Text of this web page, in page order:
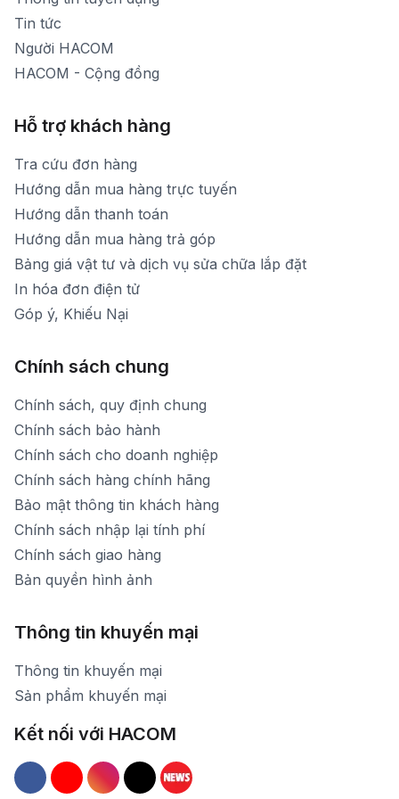
Tin tức
Người HACOM
HACOM - Cộng đồng
Hỗ trợ khách hàng
Tra cứu đơn hàng
Hướng dẫn mua hàng trực tuyến
Hướng dẫn thanh toán
Hướng dẫn mua hàng trả góp
Bảng giá vật tư và dịch vụ sửa chữa lắp đặt
In hóa đơn điện tử
Góp ý, Khiếu Nại
Chính sách chung
Chính sách, quy định chung
Chính sách bảo hành
Chính sách cho doanh nghiệp
Chính sách hàng chính hãng
Bảo mật thông tin khách hàng
Chính sách nhập lại tính phí
Chính sách giao hàng
Bản quyền hình ảnh
Thông tin khuyến mại
Thông tin khuyến mại
Sản phẩm khuyến mại
Kết nối với HACOM
Hacom Facebook
Hacom YouTube
Hacom Instagram
Hacom TikTok